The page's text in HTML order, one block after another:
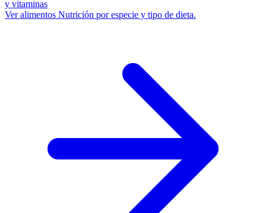
y vitaminas
Ver alimentos Nutrición por especie y tipo de dieta.